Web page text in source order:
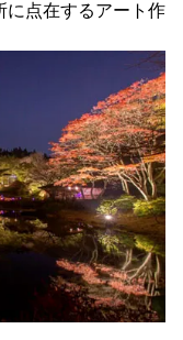
に点在するアート作